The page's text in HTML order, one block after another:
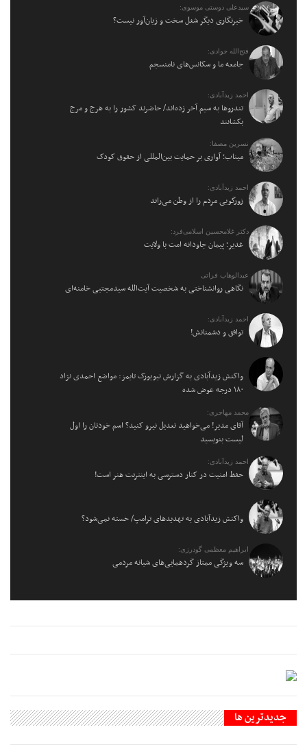
سیدعلی دوستی موسوی:
خبرنگاری دیگر شغل سخت و زیان‌آور نیست؟
فتح‌الله جوادی:
جامعه ما و سکانس‌های نامنسجم
احمد زیدآبادی:
تندروها به سیم آخر زده‌اند/ حاضرند کشور را به هرج و مرج
بکشانند
نسرین مصفا:
میناب؛ آواری بر حمایت بین‌المللی از حقوق کودک
احمد زیدآبادی:
زورگویی مردم را از وطن می‌راند
دکتر غلامحسین اسلامی‌فرد:
غدیر؛ پیمان جاودانه امت با ولایت
عبدالوهاب فراتی
نگاهی روانشناختی به شخصیت آیت‌الله سیدمجتبی خامنه‌ای
احمد زیدآبادی:
توافق و دشمنانش!
واکنش زیدآبادی به گزارش نیویورک تایمز: مواضع احمدی نژاد
۱۸۰ درجه عوض شده
محمد مهاجری:
آقای مدیر! می‌خواهید تعدیل نیرو کنید؟ اسم خودتان را اول
لیست بنویسید
احمد زیدآبادی:
حفظ امنیت در کنار دسترسی به اینترنت هنر است!
واکنش زیدآبادی به تهدیدهای ترامپ/ خسته نمی‌شود؟
ابراهیم معظمی گودرزی:
سه ویژگی ممتاز گردهمایی‌های شبانه مردمی
جديدترين ها